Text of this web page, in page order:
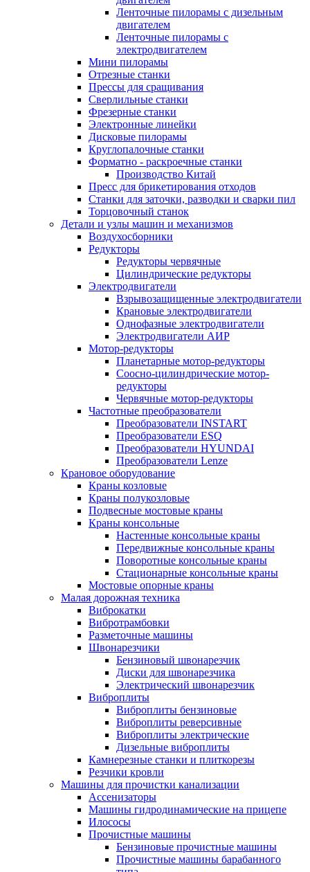
Ленточные пилорамы с дизельным
двигателем
Ленточные пилорамы с
электродвигателем
Мини пилорамы
Отрезные станки
Прессы для сращивания
Сверлильные станки
Фрезерные станки
Электронные линейки
Дисковые пилорамы
Круглопалочные станки
Форматно - раскроечные станки
Производство Китай
Пресс для брикетирования отходов
Станки для заточки, разводки и сварки пил
Торцовочный станок
Детали и узлы машин и механизмов
Воздухосборники
Редукторы
Редукторы червячные
Цилиндрические редукторы
Электродвигатели
Взрывозащищенные электродвигатели
Крановые электродвигатели
Однофазные электродвигатели
Электродвигатели АИР
Мотор-редукторы
Планетарные мотор-редукторы
Соосно-цилиндрические мотор-
редукторы
Червячные мотор-редукторы
Частотные преобразователи
Преобразователи INSTART
Преобразователи ESQ
Преобразователи HYUNDAI
Преобразователи Lenze
Крановое оборудование
Краны козловые
Краны полукозловые
Подвесные мостовые краны
Краны консольные
Настенные консольные краны
Передвижные консольные краны
Поворотные консольные краны
Стационарные консольные краны
Мостовые опорные краны
Малая дорожная техника
Виброкатки
Вибротрамбовки
Разметочные машины
Швонарезчики
Бензиновый швонарезчик
Диски для швонарезчика
Электрический швонарезчик
Виброплиты
Виброплиты бензиновые
Виброплиты реверсивные
Виброплиты электрические
Дизельные виброплиты
Камнерезные станки и плиткорезы
Резчики кровли
Машины для прочистки канализации
Ассенизаторы
Машины гидродинамические на прицепе
Илососы
Прочистные машины
Бензиновые прочистные машины
Прочистные машины барабанного